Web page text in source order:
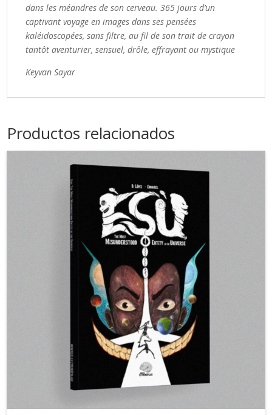
dans les méandres de son cerveau. 365 jours d’un
captivant voyage en images dans ses pensées
kaléidoscopées, sans filtre, au fil de son trait de crayon
tantôt aventurier, sensuel, drôle, effrayant ou mystique
Keyvan Sayar
Productos relacionados